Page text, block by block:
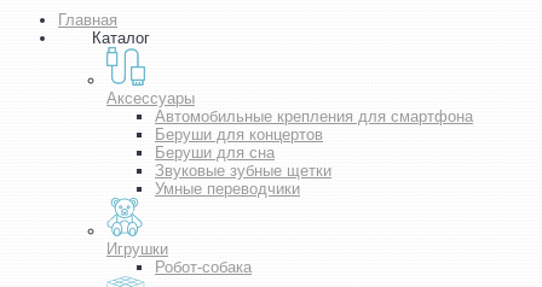
Главная
Каталог
Аксессуары
Автомобильные крепления для смартфона
Беруши для концертов
Беруши для сна
Звуковые зубные щетки
Умные переводчики
Игрушки
Робот-собака